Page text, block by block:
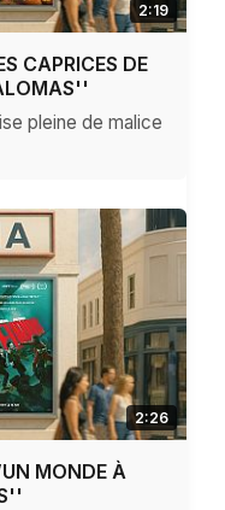
2:19
CAPRICES DE
pleine de malice
2:26
MONDE À